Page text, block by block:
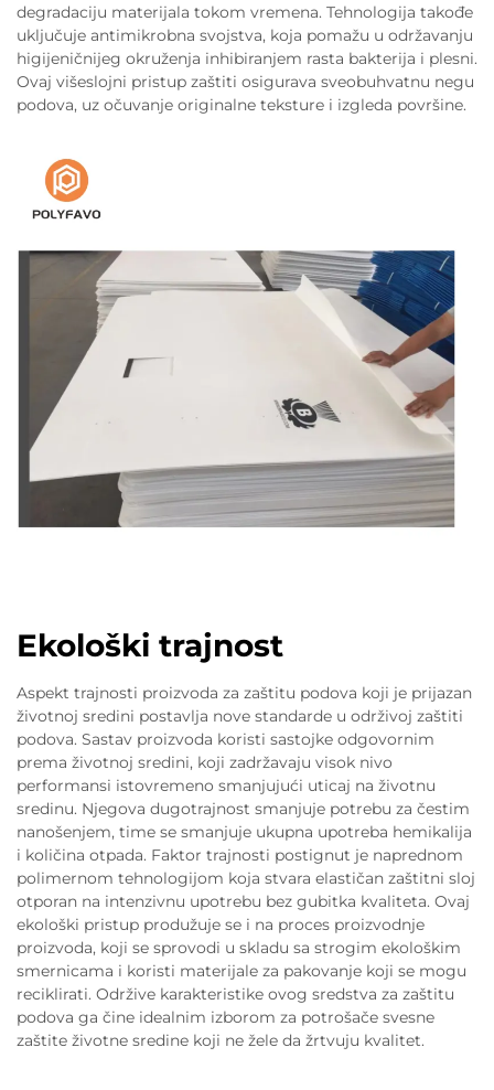
degradaciju materijala tokom vremena. Tehnologija takođe
uključuje antimikrobna svojstva, koja pomažu u održavanju
higijeničnijeg okruženja inhibiranjem rasta bakterija i plesni.
Ovaj višeslojni pristup zaštiti osigurava sveobuhvatnu negu
podova, uz očuvanje originalne teksture i izgleda površine.
Ekološki trajnost
Aspekt trajnosti proizvoda za zaštitu podova koji je prijazan
životnoj sredini postavlja nove standarde u održivoj zaštiti
podova. Sastav proizvoda koristi sastojke odgovornim
prema životnoj sredini, koji zadržavaju visok nivo
performansi istovremeno smanjujući uticaj na životnu
sredinu. Njegova dugotrajnost smanjuje potrebu za čestim
nanošenjem, time se smanjuje ukupna upotreba hemikalija
i količina otpada. Faktor trajnosti postignut je naprednom
polimernom tehnologijom koja stvara elastičan zaštitni sloj
otporan na intenzivnu upotrebu bez gubitka kvaliteta. Ovaj
ekološki pristup produžuje se i na proces proizvodnje
proizvoda, koji se sprovodi u skladu sa strogim ekološkim
smernicama i koristi materijale za pakovanje koji se mogu
reciklirati. Održive karakteristike ovog sredstva za zaštitu
podova ga čine idealnim izborom za potrošače svesne
zaštite životne sredine koji ne žele da žrtvuju kvalitet.